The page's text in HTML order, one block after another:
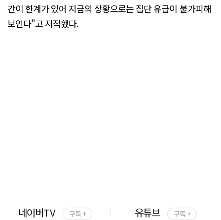
간이 한계가 있어 지금의 상황으로는 집단 유급이 불가피해
보인다"고 지적했다.
네이버TV 구독 + 유튜브 구독 +